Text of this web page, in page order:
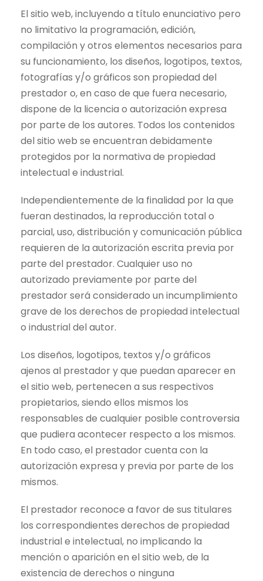
El sitio web, incluyendo a título enunciativo pero
no limitativo la programación, edición,
compilación y otros elementos necesarios para
su funcionamiento, los diseños, logotipos, textos,
fotografías y/o gráficos son propiedad del
prestador o, en caso de que fuera necesario,
dispone de la licencia o autorización expresa
por parte de los autores. Todos los contenidos
del sitio web se encuentran debidamente
protegidos por la normativa de propiedad
intelectual e industrial.
Independientemente de la finalidad por la que
fueran destinados, la reproducción total o
parcial, uso, distribución y comunicación pública
requieren de la autorización escrita previa por
parte del prestador. Cualquier uso no
autorizado previamente por parte del
prestador será considerado un incumplimiento
grave de los derechos de propiedad intelectual
o industrial del autor.
Los diseños, logotipos, textos y/o gráficos
ajenos al prestador y que puedan aparecer en
el sitio web, pertenecen a sus respectivos
propietarios, siendo ellos mismos los
responsables de cualquier posible controversia
que pudiera acontecer respecto a los mismos.
En todo caso, el prestador cuenta con la
autorización expresa y previa por parte de los
mismos.
El prestador reconoce a favor de sus titulares
los correspondientes derechos de propiedad
industrial e intelectual, no implicando la
mención o aparición en el sitio web, de la
existencia de derechos o ninguna